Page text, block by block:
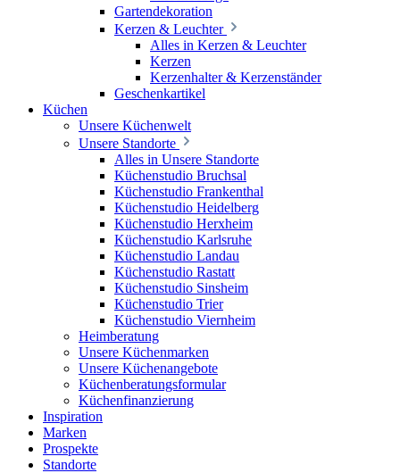
Gartendekoration
Kerzen & Leuchter
Alles in Kerzen & Leuchter
Kerzen
Kerzenhalter & Kerzenständer
Geschenkartikel
Küchen
Unsere Küchenwelt
Unsere Standorte
Alles in Unsere Standorte
Küchenstudio Bruchsal
Küchenstudio Frankenthal
Küchenstudio Heidelberg
Küchenstudio Herxheim
Küchenstudio Karlsruhe
Küchenstudio Landau
Küchenstudio Rastatt
Küchenstudio Sinsheim
Küchenstudio Trier
Küchenstudio Viernheim
Heimberatung
Unsere Küchenmarken
Unsere Küchenangebote
Küchenberatungsformular
Küchenfinanzierung
Inspiration
Marken
Prospekte
Standorte